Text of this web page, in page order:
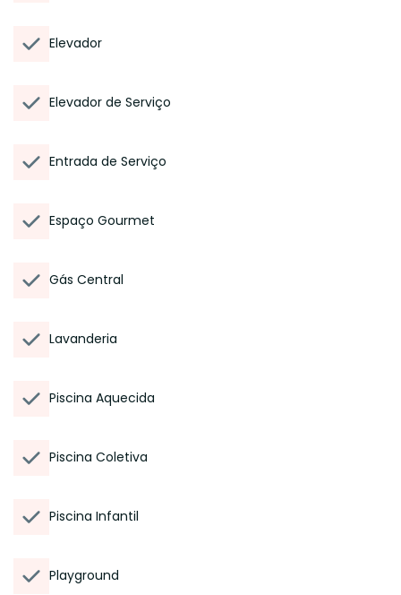
Elevador
Elevador de Serviço
Entrada de Serviço
Espaço Gourmet
Gás Central
Lavanderia
Piscina Aquecida
Piscina Coletiva
Piscina Infantil
Playground